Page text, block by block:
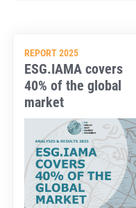
REPORT 2025
ESG.IAMA covers
40% of the global
market